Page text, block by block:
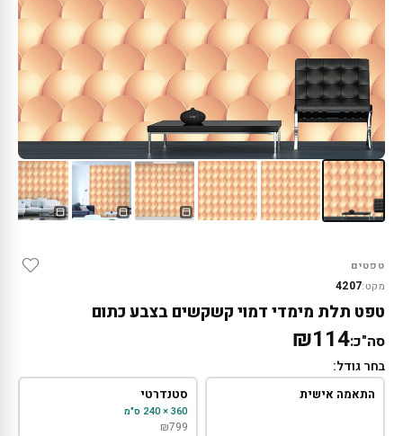
טפטים
מקט:4207
טפט תלת מימדי דמוי קשקשים בצבע כתום
סה"כ:₪114
בחר גודל:
התאמה אישית סטנדרטי
360 × 240 ס"מ
₪799